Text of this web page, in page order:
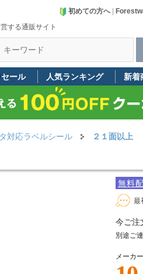
する通販サイト
初めての方へ|
ール 人気ランキング 新着
対応ラベルシール ２１面以上
無料
最
今ご注
別途ご
メーカ